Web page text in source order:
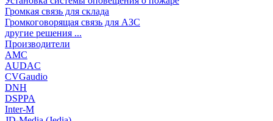
Громкая связь для склада
Громкоговорящая связь для АЗС
другие решения ...
Производители
AMC
AUDAC
CVGaudio
DNH
DSPPA
Inter-M